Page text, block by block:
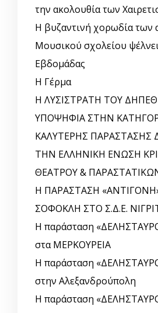
την ακολουθία των
Η βυζαντινή χορωδία των
Μουσικού σχολείου
Εβδομάδας
Η Γέρμα
Η ΛΥΣΙΣΤΡΑΤΗ ΤΟΥ
ΥΠΟΨΗΦΙΑ ΣΤΗΝ
ΚΑΛΥΤΕΡΗΣ ΠΑΡΑΣΤΑΣΗΣ
ΤΗΝ ΕΛΛΗΝΙΚΗ ΕΝΩΣΗ
ΘΕΑΤΡΟΥ &
Η ΠΑΡΑΣΤΑΣΗ
ΣΟΦΟΚΛΗ ΣΤΟ Σ.Δ.Ε.
Η παράσταση
στα ΜΕΡΚΟΥΡΕΙΑ
Η παράσταση
στην Αλεξανδρούπολη
Η παράσταση